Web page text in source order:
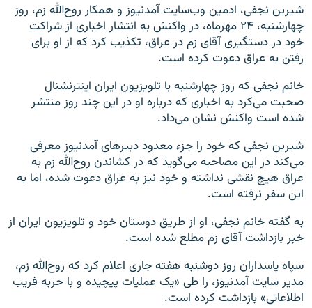
شیرین نجفی، ادمین وب‌سایت آمدنیوز و همکار روح‌الله زم، روز
چهارشنبه، ۲۴ مهرماه، در واکنش به انتشار اخباری از شراکت
خود در دستگیری آقای زم در عراق، تکذیب کرد که از او برای
رفتن به عراق دعوت کرده است.
خانم نجفی که روز چهارشنبه با تلویزیون ایران اینترنشنال
صحبت می‌کرد به اخباری که درباره او در این چند روز منتشر
شده است واکنش نشان می‌داد.
شیرین نجفی که خود را جزء معدود دبیرهای آمدنیوز معرفی
می‌کند در این مصاحبه می‌گوید که در کشاندن روح‌الله زم به
عراق هیچ نقشی نداشته و خود نیز به عراق دعوت شده، اما به
این سفر نرفته است.
به گفته خانم نجفی، او از طریق دوستان خود و تلویزیون ایران از
خبر بازداشت آقای زم مطلع شده است.
سپاه پاسداران روز دوشنبه هفته جاری اعلام کرد که روح‌الله زم،
مدیر سایت آمدنیوز، را طی «یک عملیات پیچیده و با حربه فریب
اطلاعاتی» بازداشت کرده است.